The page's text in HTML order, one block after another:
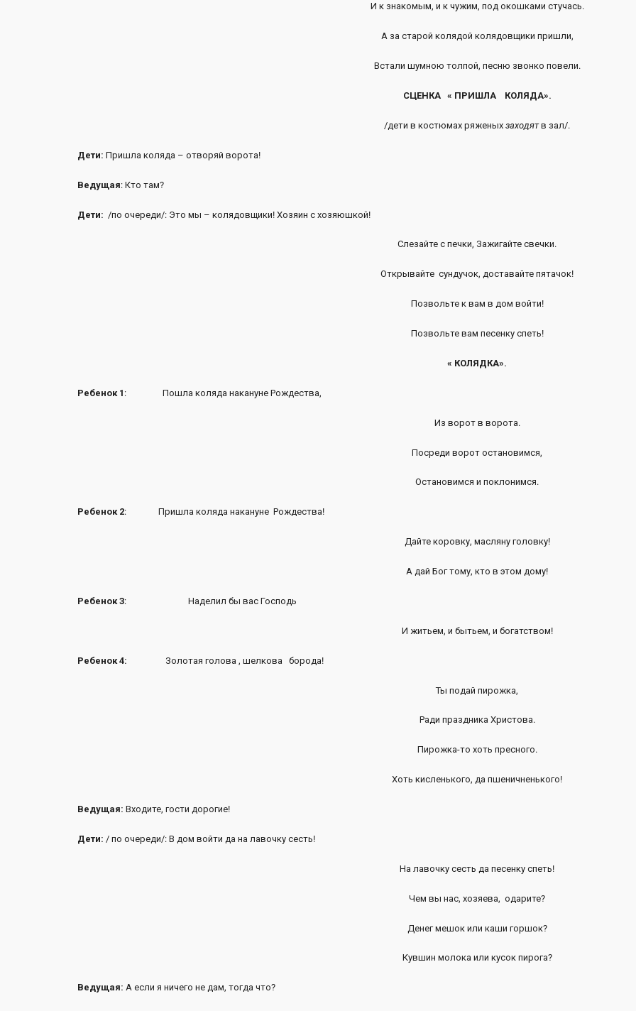
И к знакомым, и к чужим, под окошками стучась.
А за старой колядой колядовщики пришли,
Встали шумною толпой, песню звонко повели.
СЦЕНКА « ПРИШЛА КОЛЯДА».
/дети в костюмах ряженых заходятв зал/.
Дети: Пришла коляда – отворяй ворота!
Ведущая: Кто там?
Дети: /по очереди/: Это мы – колядовщики! Хозяин с хозяюшкой!
Слезайте с печки, Зажигайте свечки.
Открывайте сундучок, доставайте пятачок!
Позвольте к вам в дом войти!
Позвольте вам песенку спеть!
« КОЛЯДКА».
Ребенок 1 : Пошла коляда накануне Рождества,
Из ворот в ворота.
Посреди ворот остановимся,
Остановимся и поклонимся.
Ребенок 2: Пришла коляда накануне Рождества!
Дайте коровку, масляну головку!
А дай Бог тому, кто в этом дому!
Ребенок 3: Наделил бы вас Господь
И житьем, и бытьем, и богатством!
Ребенок 4: Золотая голова , шелкова борода!
Ты подай пирожка,
Ради праздника Христова.
Пирожка-то хоть пресного.
Хоть кисленького, да пшеничненького!
Ведущая: Входите, гости дорогие!
Дети: / по очереди/: В дом войти да на лавочку сесть!
На лавочку сесть да песенку спеть!
Чем вы нас, хозяева, одарите?
Денег мешок или каши горшок?
Кувшин молока или кусок пирога?
Ведущая: А если я ничего не дам, тогда что?